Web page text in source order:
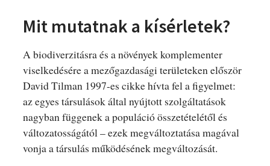
Mit mutatnak a kísérletek?
A biodiverzitásra és a növények komplementer
viselkedésére a mezőgazdasági területeken először
David Tilman 1997-es cikke hívta fel a figyelmet:
az egyes társulások által nyújtott szolgáltatások
nagyban függenek a populáció összetételétől és
változatosságától – ezek megváltoztatása magával
vonja a társulás működésének megváltozását.